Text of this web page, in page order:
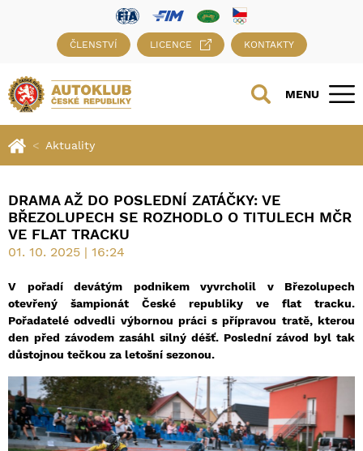
ČLENSTVÍ LICENCE KONTAKTY
MENU
Aktuality
DRAMA AŽ DO POSLEDNÍ ZATÁČKY: VE
BŘEZOLUPECH SE ROZHODLO O TITULECH MČR
VE FLAT TRACKU
01. 10. 2025 | 16:24
V pořadí devátým podnikem vyvrcholil v Březolupech
otevřený šampionát České republiky ve flat tracku.
Pořadatelé odvedli výbornou práci s přípravou tratě, kterou
den před závodem zasáhl silný déšť. Poslední závod byl tak
důstojnou tečkou za letošní sezonou.